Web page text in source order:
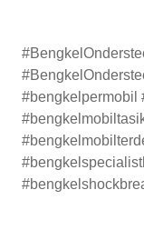
#bengkelpermobil